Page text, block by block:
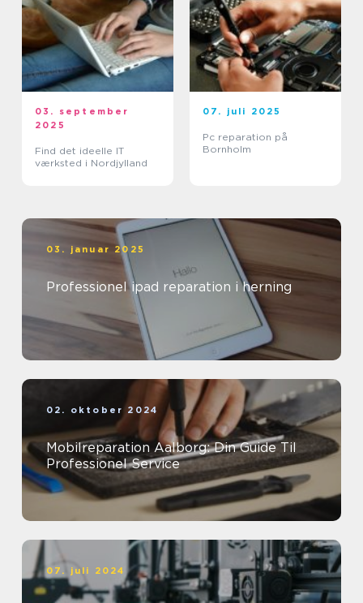
03. september
2025
Find det ideelle IT
værksted i Nordjylland
07. juli 2025
Pc reparation på
Bornholm
03. januar 2025
Professionel ipad reparation i herning
02. oktober 2024
Mobilreparation Aalborg: Din Guide Til
Professionel Service
07. juli 2024